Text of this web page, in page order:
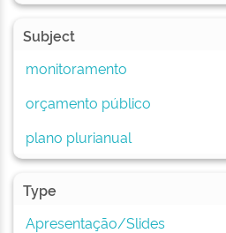
Subject
monitoramento
orçamento público
plano plurianual
Type
Apresentação/Slides